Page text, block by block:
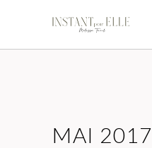
MAI 2017